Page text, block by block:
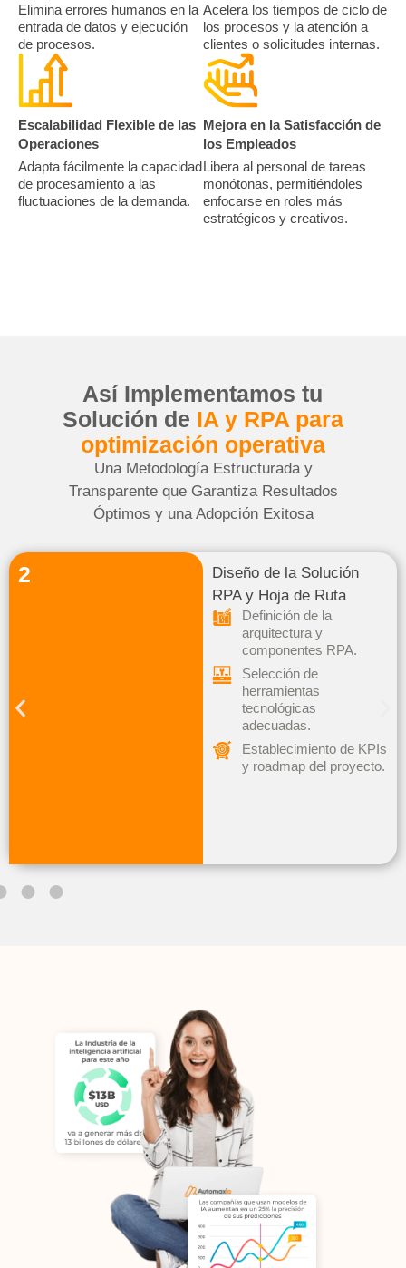
Elimina errores humanos en la
entrada de datos y ejecución
de procesos.
Acelera los tiempos de ciclo de
los procesos y la atención a
clientes o solicitudes internas.
Escalabilidad Flexible de las
Operaciones
Adapta fácilmente la capacidad
de procesamiento a las
fluctuaciones de la demanda.
Mejora en la Satisfacción de
los Empleados
Libera al personal de tareas
monótonas, permitiéndoles
enfocarse en roles más
estratégicos y creativos.
Así Implementamos tu
Solución de IA y RPA para
optimización operativa
Una Metodología Estructurada y
Transparente que Garantiza Resultados
Óptimos y una Adopción Exitosa
2
Diseño de la Solución
RPA y Hoja de Ruta
Definición de la
arquitectura y
componentes RPA.
Selección de
herramientas
tecnológicas
adecuadas.
Establecimiento de KPIs
y roadmap del proyecto.